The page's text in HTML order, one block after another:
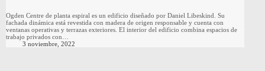
Ogden Centre de planta espiral es un edificio diseñado por Daniel Libeskind. Su
fachada dinámica está revestida con madera de origen responsable y cuenta con
ventanas operativas y terrazas exteriores. El interior del edificio combina espacios de
trabajo privados con…
3 noviembre, 2022